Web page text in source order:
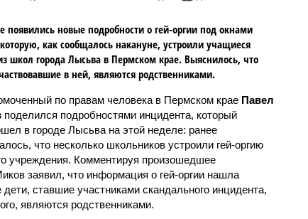
появились новые подробности о гей-оргии под окнами
как сообщалось накануне, устроили учащиеся
школ города Лысьва в Пермском крае. Выяснилось, что
в ней, являются родственниками.
по правам человека в Пермском крае Павел
поделился подробностями инцидента, который
в городе Лысьва на этой неделе: ранее
что несколько школьников устроили гей-оргию
учреждения. Комментируя произошедшее
заявил, что информация о гей-оргии нашла
ставшие участниками скандального инцидента,
являются родственниками.